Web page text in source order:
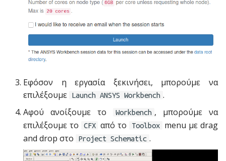
Eφόσον η εργασία ξεκινήσει, μπορούμε να
επιλέξουμε Launch ANSYS Workbench .
Αφού ανοίξουμε το
Workbench , μπορούμε να
επιλέξουμε το
CFX από το Toolbox
menu με drag
and drop στο
Project Schematic .